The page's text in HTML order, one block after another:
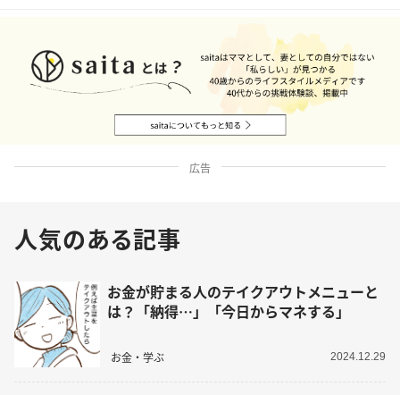
広告
人気のある記事
お金が貯まる人のテイクアウトメニューと
は？「納得…」「今日からマネする」
お金・学ぶ 2024.12.29